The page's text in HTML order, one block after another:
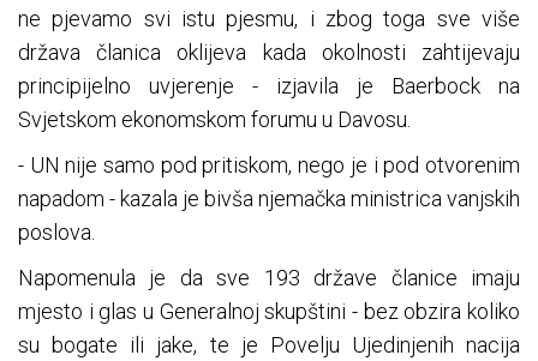
ne pjevamo svi istu pjesmu, i zbog toga sve više
država članica oklijeva kada okolnosti zahtijevaju
principijelno uvjerenje - izjavila je Baerbock na
Svjetskom ekonomskom forumu u Davosu.
- UN nije samo pod pritiskom, nego je i pod otvorenim
napadom - kazala je bivša njemačka ministrica vanjskih
poslova.
Napomenula je da sve 193 države članice imaju
mjesto i glas u Generalnoj skupštini - bez obzira koliko
su bogate ili jake, te je Povelju Ujedinjenih nacija